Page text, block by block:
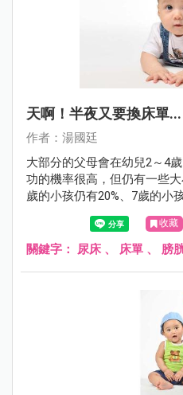
天啊！半夜又要換床單
作者：湯國廷
大部分的父母會在幼兒2～4
功的機率很高，但仍有一些
歲的小孩仍有20%、7歲的小
會尿床。尿床雖然稱不上什
小孩而言，尿床這件事，有收藏
關鍵字： 尿床 、 床單 、 膀